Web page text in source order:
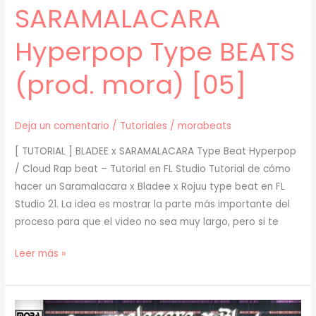
SARAMALACARA
Hyperpop Type BEATS
(prod. mora) [05]
Deja un comentario / Tutoriales /morabeats
[ TUTORIAL ] BLADEE x SARAMALACARA Type Beat Hyperpop
/ Cloud Rap beat – Tutorial en FL Studio Tutorial de cómo
hacer un Saramalacara x Bladee x Rojuu type beat en FL
Studio 21. La idea es mostrar la parte más importante del
proceso para que el video no sea muy largo, pero si te
[
]
Cómo
Leer más »